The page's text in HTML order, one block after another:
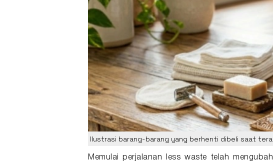
Ilustrasi barang-barang yang berhenti dibeli saat
Memulai perjalanan less waste telah